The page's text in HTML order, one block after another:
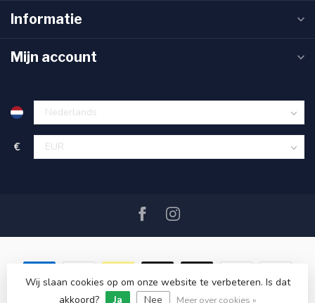
Informatie
Mijn account
€
© Copyright 2026 SAIL360 watersport and boat equipment
Wij slaan cookies op om onze website te verbeteren. Is dat
akkoord?
Ja Nee Meer over cookies »